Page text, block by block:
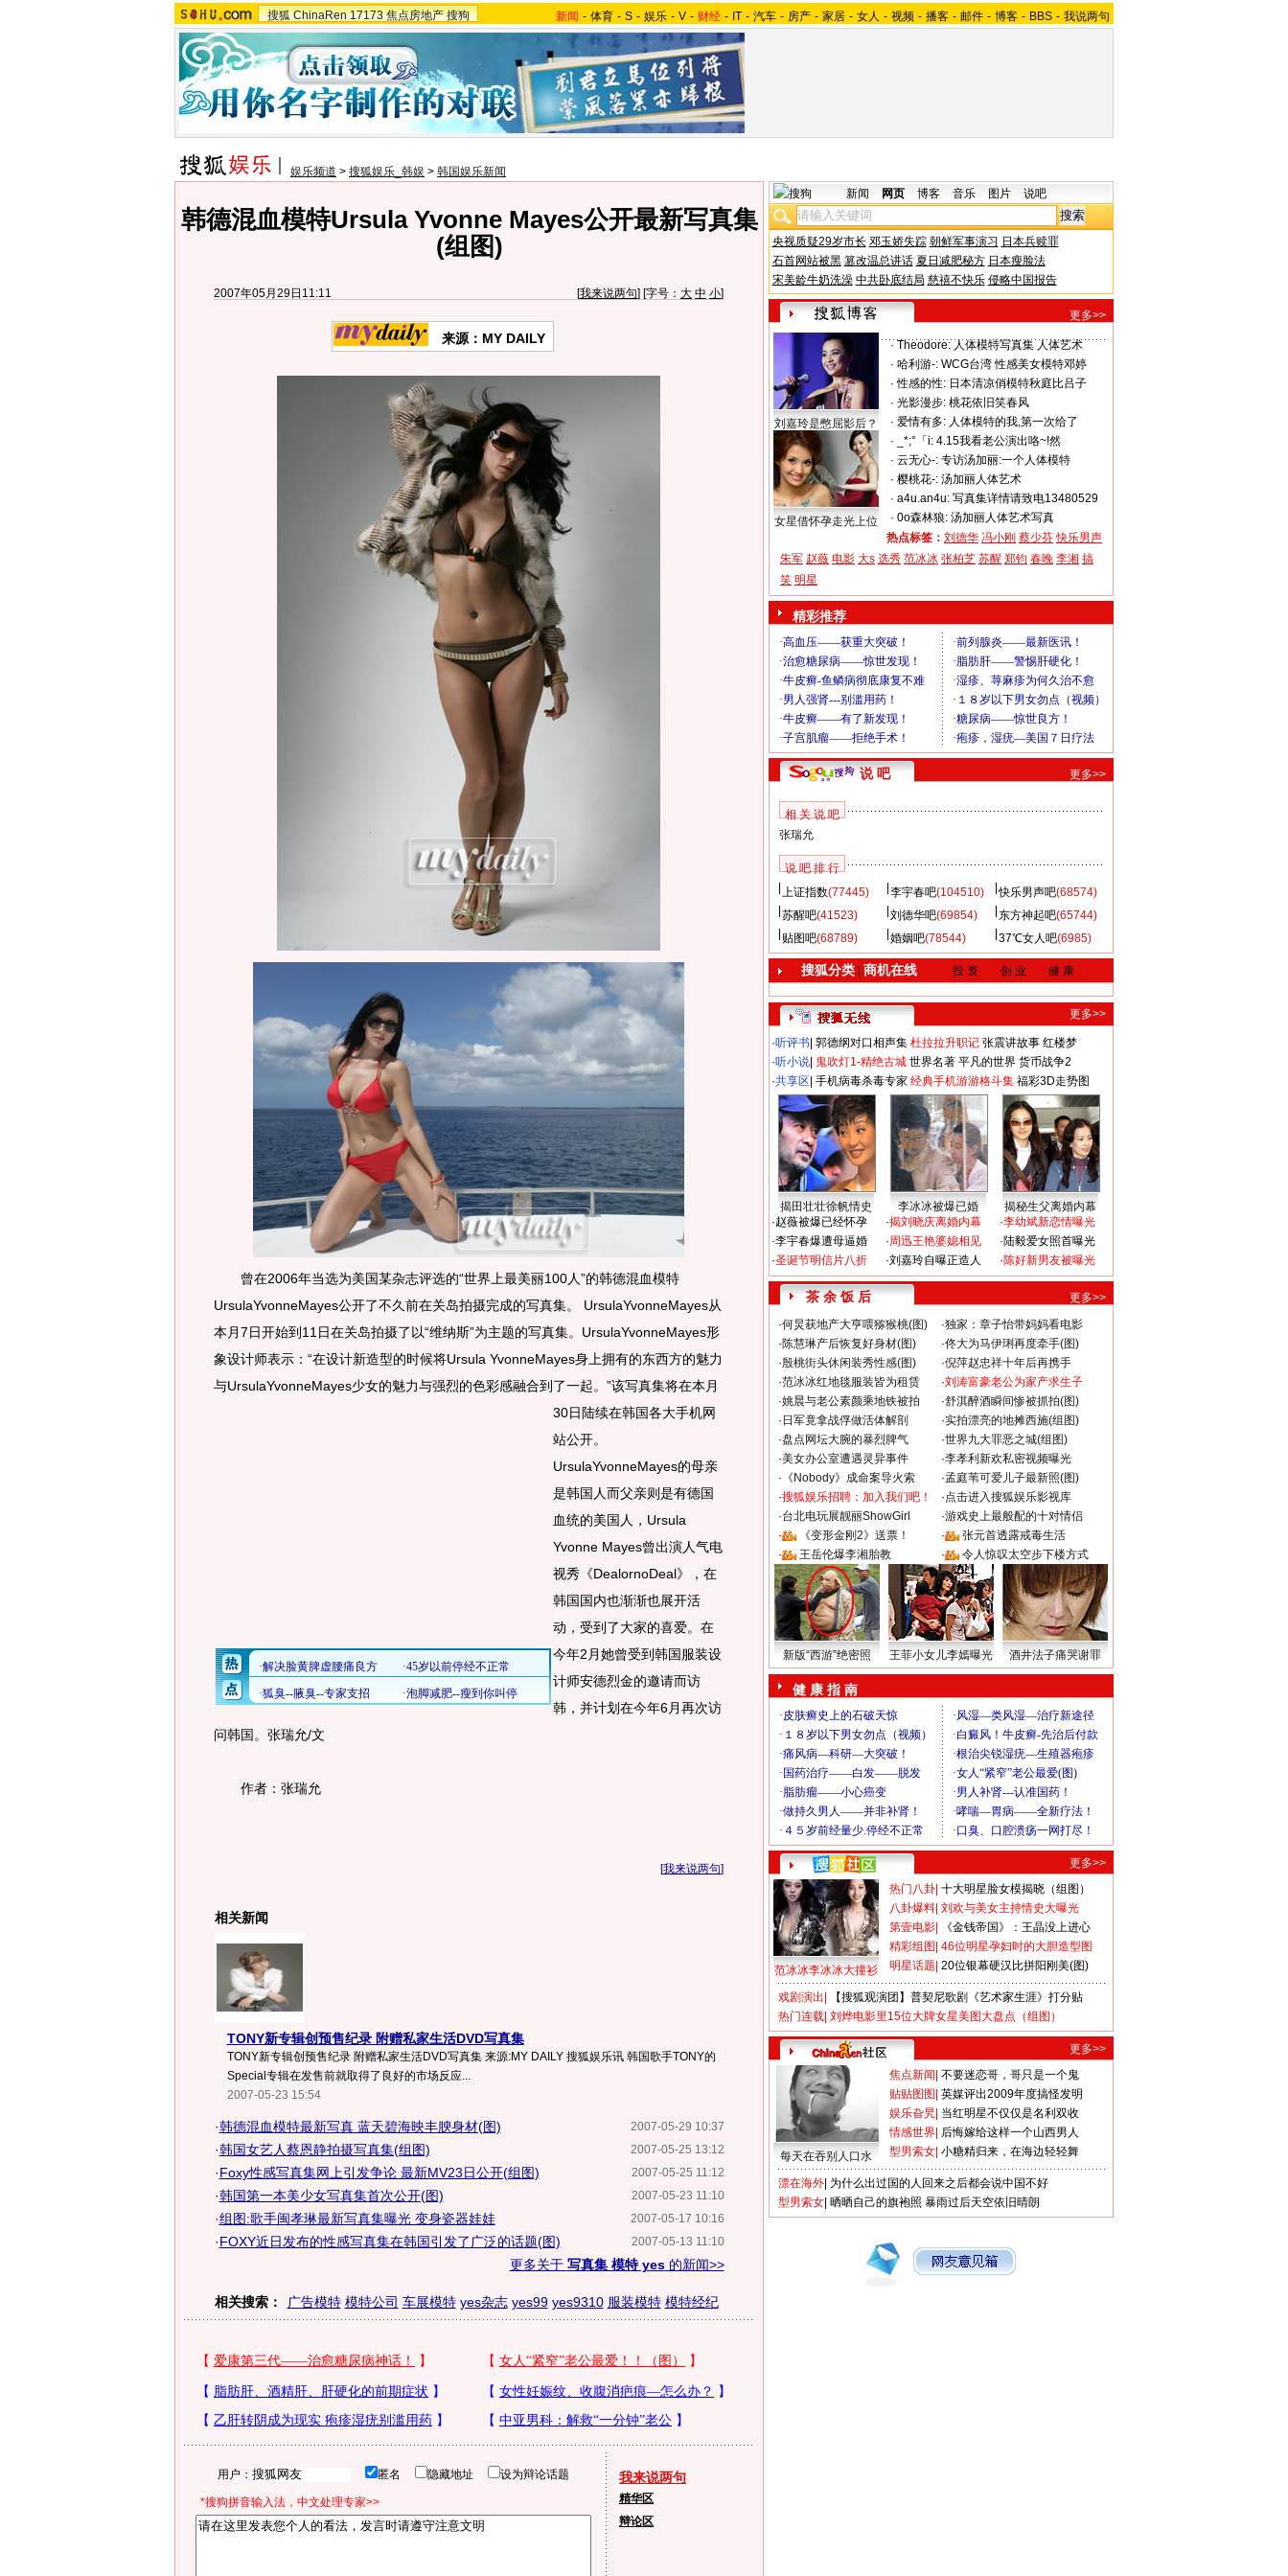
搜狐 ChinaRen 17173 焦点房地产 搜狗 新闻 - 体育 - S - 娱乐 - V - 财经 - IT - 汽车 - 房产 - 家居 - 女人 - 视频 - 播客 - 邮件 - 博客 - BBS - 我说两句
娱乐频道 > 搜狐娱乐_韩娱 > 韩国娱乐新闻
韩德混血模特Ursula Yvonne Mayes公开最新写真集
(组图)
2007年05月29日11:11 [我来说两句] [字号： 大 中 小]
来源：MY DAILY
曾在2006年当选为美国某杂志评选的“世界上最美丽100人”的韩德混血模特
UrsulaYvonneMayes公开了不久前在关岛拍摄完成的写真集。 UrsulaYvonneMayes从
本月7日开始到11日在关岛拍摄了以“维纳斯”为主题的写真集。UrsulaYvonneMayes形
象设计师表示：“在设计新造型的时候将Ursula YvonneMayes身上拥有的东西方的魅力
与UrsulaYvonneMayes少女的魅力与强烈的色彩感融合到了一起。 ”该写真集将在本月
30日陆续在韩国各大手机网
站公开。
UrsulaYvonneMayes的母亲
是韩国人而父亲则是有德国
血统的美国人，Ursula
Yvonne Mayes曾出演人气电
视秀《DealornoDeal》，在
韩国国内也渐渐也展开活
动，受到了大家的喜爱。在
今年2月她曾受到韩国服装设
计师安德烈金的邀请而访
韩，并计划在今年6月再次访
问韩国。张瑞允/文
作者：张瑞允
[我来说两句]
相关新闻
TONY新专辑创预售纪录 附赠私家生活DVD写真集
TONY新专辑创预售纪录 附赠私家生活DVD写真集 来源:MY DAILY 搜狐娱乐讯 韩国歌手TONY的
Special专辑在发售前就取得了良好的市场反应...
2007-05-23 15:54
2007-05-29 10:37
·韩德混血模特最新写真 蓝天碧海映丰腴身材(图)
2007-05-25 13:12
·韩国女艺人蔡恩静拍摄写真集(组图)
2007-05-25 11:12
·Foxy性感写真集网上引发争论 最新MV23日公开(组图)
2007-05-23 11:10
·韩国第一本美少女写真集首次公开(图)
2007-05-17 10:16
·组图:歌手闽孝琳最新写真集曝光 变身瓷器娃娃
2007-05-13 11:10
·FOXY近日发布的性感写真集在韩国引发了广泛的话题(图)
更多关于 写真集 模特 yes的新闻>>
相关搜索： 广告模特 模特公司 车展模特 yes杂志 yes99 yes9310 服装模特 模特经纪
用户： 匿名 隐藏地址 设为辩论话题
*搜狗拼音输入法，中文处理专家>>
我来说两句
精华区
辩论区
新闻 网页 博客 音乐 图片 说吧
央视质疑29岁市长 邓玉娇失踪 朝鲜军事演习 日本兵赎罪
石首网站被黑 篡改温总讲话 夏日减肥秘方 日本瘦脸法
宋美龄牛奶洗澡 中共卧底结局 慈禧不快乐 侵略中国报告
更多>>
刘嘉玲是憋屈影后？
女星借怀孕走光上位
· Theodore: 人体模特写真集 人体艺术
· 哈利游-: WCG台湾 性感美女模特邓婷
·性感的性: 日本清凉俏模特秋庭比吕子
· 光影漫步: 桃花依旧笑春风
· 爱情有多: 人体模特的我,第一次给了
·
_*;°「i: 4.15我看老公演出咯~!然
· 云无心-: 专访汤加丽:一个人体模特
· 樱桃花-: 汤加丽人体艺术
· a4u.an4u: 写真集详情请致电13480529
· 0o森林狼: 汤加丽人体艺术写真
热点标签： 刘德华 冯小刚 蔡少芬 快乐男声
朱军 赵薇 电影 大s 选秀 范冰冰 张柏芝 苏醒 郑钧 春晚 李湘 搞
笑 明星
精彩推荐
说 吧 更多>>
相 关 说 吧
张瑞允
说 吧 排 行
上证指数(77445) 李宇春吧(104510) 快乐男声吧(68574)
苏醒吧(41523) 刘德华吧(69854) 东方神起吧(65744)
贴图吧(68789) 婚姻吧(78544) 37℃女人吧(6985)
搜狐分类| 商机在线 投 资 创 业 健 康
更多>>
·听评书 郭德纲对口相声集 杜拉拉升职记 张震讲故事 红楼梦
·听小说 鬼吹灯1-精绝古城 世界名著 平凡的世界 货币战争2
·共享区 手机病毒杀毒专家 经典手机游游格斗集 福彩3D走势图
揭田壮壮徐帆情史 李冰冰被爆已婚
揭秘生父离婚内幕
·赵薇被爆已经怀孕
·李宇春爆遭母逼婚
·圣诞节明信片八折
·揭刘晓庆离婚内幕
·周迅王艳婆媳相见
·刘嘉玲自曝正造人
·李幼斌新恋情曝光
·陆毅爱女照首曝光
·陈好新男友被曝光
茶 余 饭 后
更多>>
·何炅获地产大亨喂猕猴桃(图) ·独家：章子怡带妈妈看电影
·陈慧琳产后恢复好身材(图) ·佟大为马伊琍再度牵手(图)
·殷桃街头休闲装秀性感(图) ·倪萍赵忠祥十年后再携手
·范冰冰红地毯服装皆为租赁 ·刘涛富豪老公为家产求生子
·姚晨与老公素颜乘地铁被拍 ·舒淇醉酒瞬间惨被抓拍(图)
· 日军竟拿战俘做活体解剖 ·实拍漂亮的地摊西施(组图)
·盘点网坛大腕的暴烈脾气 ·世界九大罪恶之城(组图)
·美女办公室遭遇灵异事件 ·李孝利新欢私密视频曝光
· 《Nobody》成命案导火索 ·孟庭苇可爱儿子最新照(图)
·搜狐娱乐招聘：加入我们吧！ ·点击进入搜狐娱乐影视库
·台北电玩展靓丽ShowGirl ·游戏史上最般配的十对情侣
·
《变形金刚2》送票！ ·
张元首透露戒毒生活
·
王岳伦爆李湘胎教 · 令人惊叹太空步下楼方式
新版“西游”绝密照 王菲小女儿李嫣曝光 酒井法子痛哭谢罪
健 康 指 南
更多>>
范冰冰李冰冰大撞衫
热门八卦 十大明星脸女模揭晓（组图）
八卦爆料 刘欢与美女主持情史大曝光
第壹电影
《金钱帝国》：王晶没上进心
精彩组图 46位明星孕妇时的大胆造型图
明星话题 20位银幕硬汉比拼阳刚美(图)
戏剧演出
【搜狐观演团】普契尼歌剧《艺术家生涯》打分贴
热门连载 刘烨电影里15位大牌女星美图大盘点（组图）
更多>>
每天在吞别人口水
焦点新闻 不要迷恋哥，哥只是一个鬼
贴贴图图 英媒评出2009年度搞怪发明
娱乐旮旯 当红明星不仅仅是名利双收
情感世界 后悔嫁给这样一个山西男人
型男索女 小糖精归来，在海边轻轻舞
漂在海外 为什么出过国的人回来之后都会说中国不好
型男索女 晒晒自己的旗袍照 暴雨过后天空依旧晴朗